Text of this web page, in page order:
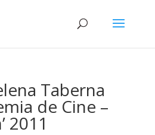
Taberna
de Cine –
2011